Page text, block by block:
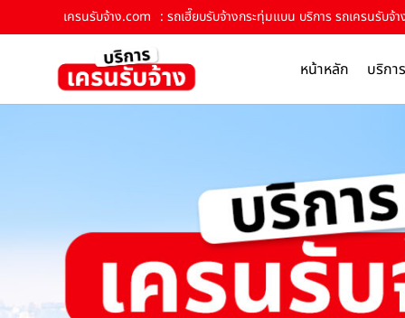
เครนรับจ้าง.com : รถเฮี๊ยบรับจ้างกระทุ่มแบน บริการ รถเครนรับจ้
หน้าหลัก บริกา